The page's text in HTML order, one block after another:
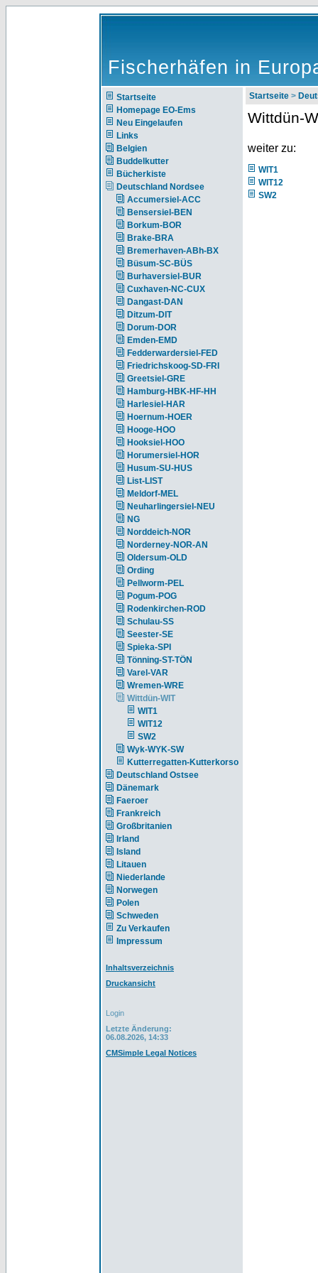
Fischerhäfen in
Startseite
Homepage EO-Ems
Neu Eingelaufen
Links
Belgien
Buddelkutter
Bücherkiste
Deutschland Nordsee
Accumersiel-ACC
Bensersiel-BEN
Borkum-BOR
Brake-BRA
Bremerhaven-ABh-BX
Büsum-SC-BÜS
Burhaversiel-BUR
Cuxhaven-NC-CUX
Dangast-DAN
Ditzum-DIT
Dorum-DOR
Emden-EMD
Fedderwardersiel-FED
Friedrichskoog-SD-FRI
Greetsiel-GRE
Hamburg-HBK-HF-HH
Harlesiel-HAR
Hoernum-HOER
Hooge-HOO
Hooksiel-HOO
Horumersiel-HOR
Husum-SU-HUS
List-LIST
Meldorf-MEL
Neuharlingersiel-NEU
NG
Norddeich-NOR
Norderney-NOR-AN
Oldersum-OLD
Ording
Pellworm-PEL
Pogum-POG
Rodenkirchen-ROD
Schulau-SS
Seester-SE
Spieka-SPI
Tönning-ST-TÖN
Varel-VAR
Wremen-WRE
Wittdün-WIT
WIT1
WIT12
SW2
Wyk-WYK-SW
Kutterregatten-Kutterkorso
Deutschland Ostsee
Dänemark
Faeroer
Frankreich
Großbritanien
Irland
Island
Litauen
Niederlande
Norwegen
Polen
Schweden
Zu Verkaufen
Impressum
Inhaltsverzeichnis
Druckansicht
Login
Letzte Änderung:
06.08.2026, 14:33
CMSimple Legal Notices
Startseite >
Wittdün-
weiter zu:
WIT1
WIT12
SW2